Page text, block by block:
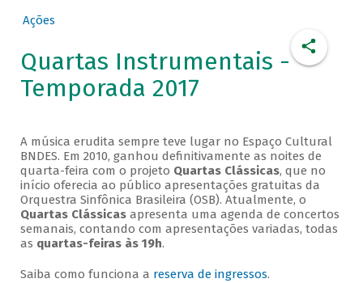
Ações
Quartas Instrumentais -
Temporada 2017
A música erudita sempre teve lugar no Espaço Cultural
BNDES. Em 2010, ganhou definitivamente as noites de
quarta-feira com o projeto Quartas Clássicas, que no
início oferecia ao público apresentações gratuitas da
Orquestra Sinfônica Brasileira (OSB). Atualmente, o
Quartas Clássicasapresenta uma agenda de concertos
semanais, contando com apresentações variadas, todas
as quartas-feiras às 19h.
Saiba como funciona a reserva de ingressos.